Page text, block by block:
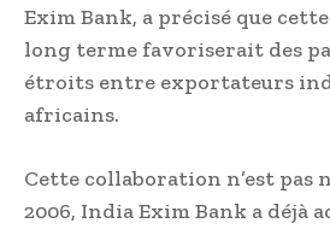
Exim Bank, a précisé que
long terme favoriserait des
étroits entre exportateurs
africains.
Cette collaboration n’est pas
2006, India Exim Bank a déjà